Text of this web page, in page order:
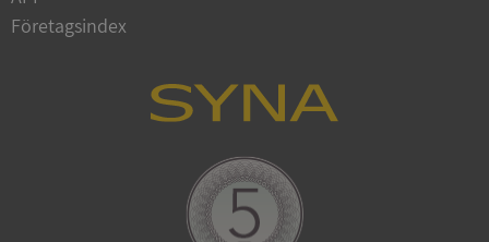
Företagsindex